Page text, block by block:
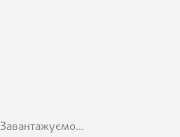
Завантажуємо...